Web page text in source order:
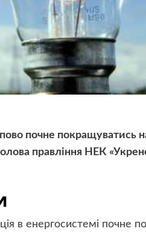
почне покращуватись
голова правління НЕК
в енергосистемі почне